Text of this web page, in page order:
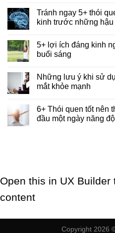
Tránh ngay 5+ thói
kinh trước những
5+ lợi ích đáng kinh
buổi sáng
Những lưu ý khi sử
mắt khỏe mạnh
6+ Thói quen tốt nên
đầu một ngày năng
Open this in UX Builder
content
Copyright 2026